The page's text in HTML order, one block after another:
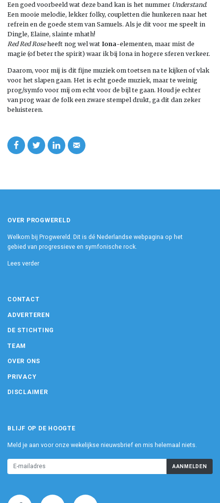
Een goed voorbeeld wat deze band kan is het nummer Understand.
Een mooie melodie, lekker folky, coupletten die hunkeren naar het
refrein en de goede stem van Samuels. Als je dit voor me speelt in
Dingle, Elaine, slainte mhath!
Red Red Roseheeft nog wel wat Iona-elementen, maar mist de
magie (of beter the spirit) waar ik bij Iona in hogere sferen verkeer.
Daarom, voor mij is dit fijne muziek om toetsen na te kijken of vlak
voor het slapen gaan. Het is echt goede muziek, maar te weinig
prog/symfo voor mij om echt voor de bijl te gaan. Houd je echter
van prog waar de folk een zware stempel drukt, ga dit dan zeker
beluisteren.
OVER PROGWERELD
Welkom bij Progwereld. Dit is dé Nederlandse webpagina op het
gebied van progressieve en symfonische rock.
Lees verder
CONTACT
ADVERTEREN
DE STICHTING
TEAM
OVER ONS
PRIVACY
DISCLAIMER
BLIJF OP DE HOOGTE
Meld je aan voor onze wekelijkse nieuwsbrief en mis helemaal niets.
AANMELDEN